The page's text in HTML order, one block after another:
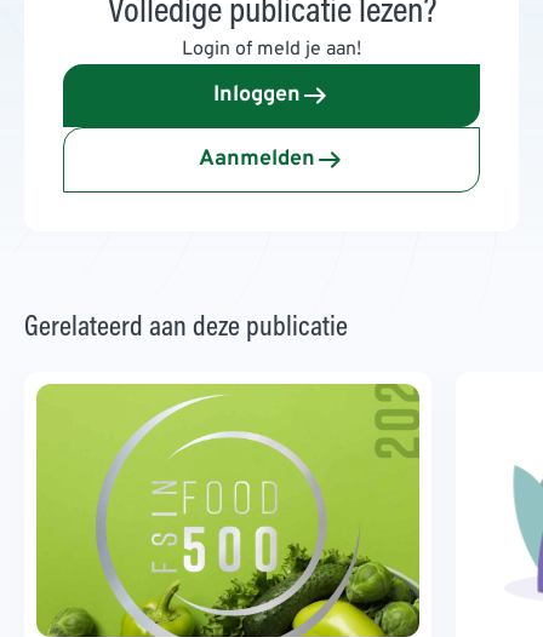
Volledige publicatie lezen?
Login of meld je aan!
Inloggen
Aanmelden
Gerelateerd aan deze publicatie